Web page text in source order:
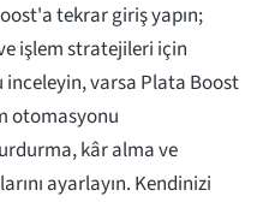
tekrar giriş yapın;
işlem stratejileri için
inceleyin, varsa Plata Boost
otomasyonu
kâr alma ve
ayarlayın. Kendinizi